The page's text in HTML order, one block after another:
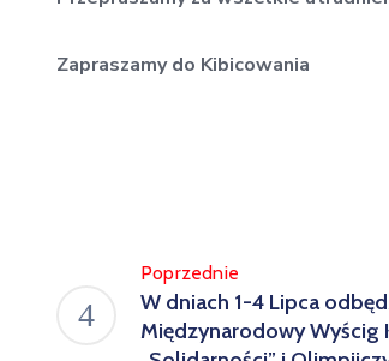
Zapraszamy do Kibicowania
Poprzednie
W dniach 1-4 Lipca
Międzynarodowy Wyścig